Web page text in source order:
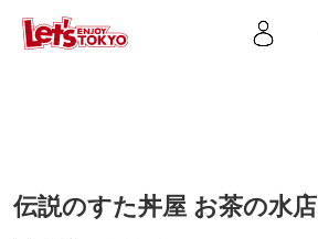
伝説のすた丼屋 お茶の水店